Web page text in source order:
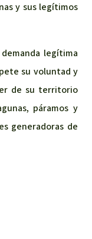
y sus legítimos
legítima
su voluntad y
de su territorio
páramos y
generadoras de